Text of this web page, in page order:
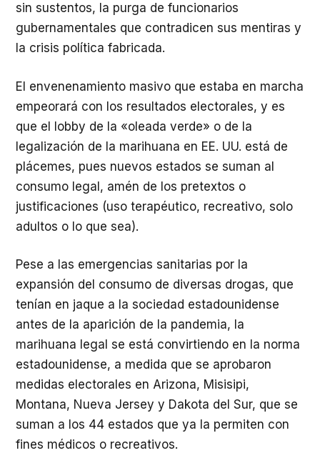
sin sustentos, la purga de funcionarios
gubernamentales que contradicen sus mentiras y
la crisis política fabricada.
El envenenamiento masivo que estaba en marcha
empeorará con los resultados electorales, y es
que el lobby de la «oleada verde» o de la
legalización de la marihuana en EE. UU. está de
plácemes, pues nuevos estados se suman al
consumo legal, amén de los pretextos o
justificaciones (uso terapéutico, recreativo, solo
adultos o lo que sea).
Pese a las emergencias sanitarias por la
expansión del consumo de diversas drogas, que
tenían en jaque a la sociedad estadounidense
antes de la aparición de la pandemia, la
marihuana legal se está convirtiendo en la norma
estadounidense, a medida que se aprobaron
medidas electorales en Arizona, Misisipi,
Montana, Nueva Jersey y Dakota del Sur, que se
suman a los 44 estados que ya la permiten con
fines médicos o recreativos.